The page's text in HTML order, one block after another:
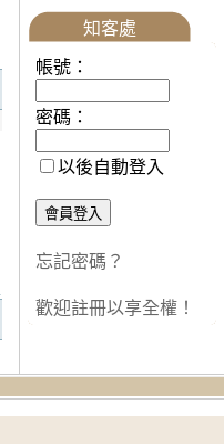
知客處
帳號：
密碼：
以後自動登入
忘記密碼？
歡迎註冊以享全權！